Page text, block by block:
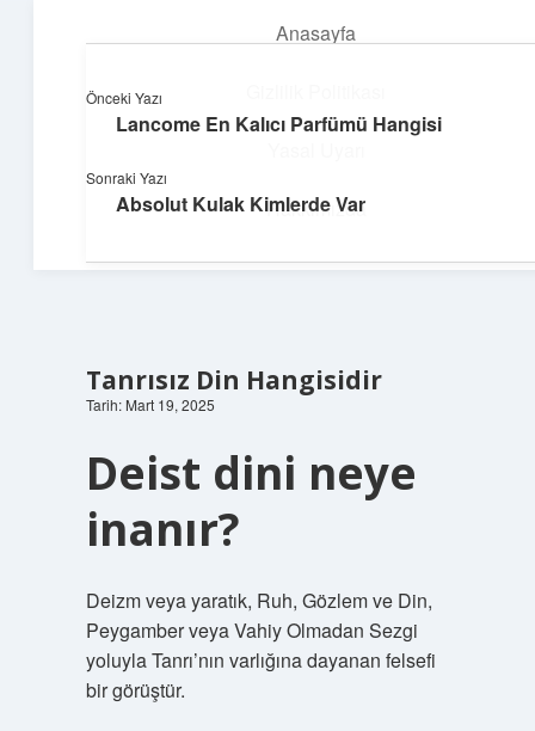
Anasayfa
Hakkımızda
Pratik Çözüm Rehberi
Hayatını kolaylaştıran zekice fikirler!
Tanrısız Din Hangisidir
Tarih: Mart 19, 2025
Deist dini neye
inanır?
Deizm veya yaratık, Ruh, Gözlem ve Din,
Peygamber veya Vahiy Olmadan Sezgi
yoluyla Tanrı’nın varlığına dayanan felsefi
bir görüştür.
Önceki Yazı
Lancome En Kalıcı Parfümü Hangisi
Sonraki Yazı
Absolut Kulak Kimlerde Var